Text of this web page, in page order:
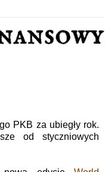
PKB za ubiegły rok.
od styczniowych